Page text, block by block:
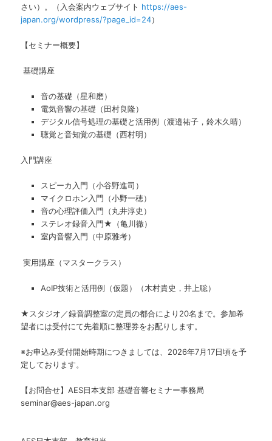
さい）。（入会案内ウェブサイト https://aes-
japan.org/wordpress/?page_id=24）
【セミナー概要】
基礎講座
音の基礎（星和磨）
電気音響の基礎（田村良隆）
デジタル信号処理の基礎と活用例（渡邉祐子，鈴木久晴）
聴覚と音知覚の基礎（西村明）
入門講座
スピーカ入門（小谷野進司）
マイクロホン入門（小野一穂）
音の心理評価入門（丸井淳史）
ステレオ録音入門★（亀川徹）
室内音響入門（中原雅考）
実用講座（マスタークラス）
AoIP技術と活用例（仮題）（木村貴史，井上聡）
★スタジオ／録音調整室の定員の都合により20名まで。参加希
望者には受付にて先着順に整理券をお配りします。
※お申込み受付開始時期につきましては、2026年7月17日頃を予
定しております。
【お問合せ】AES日本支部 基礎音響セミナー事務局
seminar@aes-japan.org